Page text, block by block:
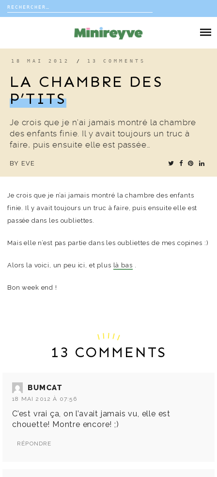
Rechercher :
DÉCO
COUP DE COEUR
EDITORIAL
18 MAI 2012 / 13 COMMENTS
LA CHAMBRE DES
P’TITS
Je crois que je n’ai jamais montré la chambre
des enfants finie. Il y avait toujours un truc à
faire, puis ensuite elle est passée…
BY EVE
Je crois que je n’ai jamais montré la chambre des enfants
finie. Il y avait toujours un truc à faire, puis ensuite elle est
passée dans les oubliettes.
Mais elle n’est pas partie dans les oubliettes de mes copines :)
Alors la voici, un peu ici, et plus là bas .
Bon week end !
13 COMMENTS
BUMCAT
18 MAI 2012 À 07:56
C’est vrai ça, on l’avait jamais vu, elle est
chouette! Montre encore! ;)
RÉPONDRE